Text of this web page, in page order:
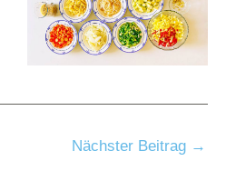
Nächster Beitrag →